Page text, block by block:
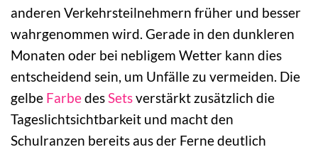
anderen Verkehrsteilnehmern früher und besser
wahrgenommen wird. Gerade in den dunkleren
Monaten oder bei nebligem Wetter kann dies
entscheidend sein, um Unfälle zu vermeiden. Die
gelbe Farbedes Setsverstärkt zusätzlich die
Tageslichtsichtbarkeit und macht den
Schulranzen bereits aus der Ferne deutlich